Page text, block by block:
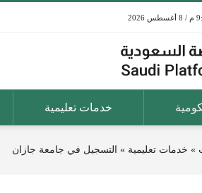
خدمات تعليمية
» خدمات تعليمية » التسجيل في جامعة جازان